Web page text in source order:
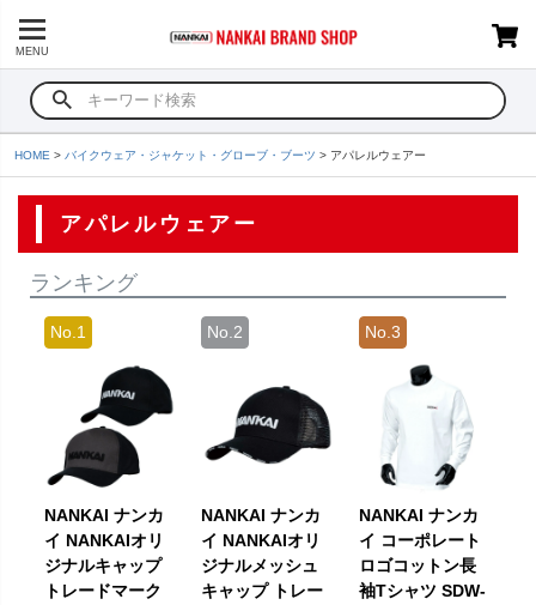
MENU
HOME バイクウェア・ジャケット・グローブ・ブーツ アパレルウェアー
アパレルウェアー
ランキング
NANKAI ナンカ
イ NANKAIオリ
ジナルキャップ
トレードマーク
NANKAI ナンカ
イ NANKAIオリ
ジナルメッシュ
キャップ トレー
NANKAI ナンカ
イ コーポレート
ロゴコットン長
袖Tシャツ SDW-